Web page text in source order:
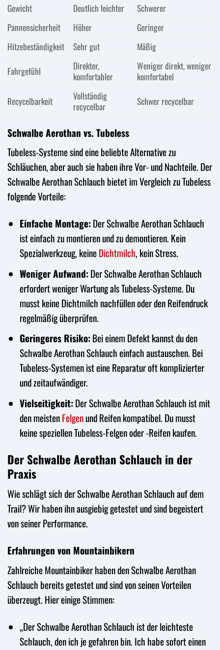
Gewicht
Deutlich leichter
Schwerer
Pannensicherheit
Höher
Geringer
Hitzebeständigkeit
Sehr gut
Mäßig
Fahrgefühl
Direkter,
komfortabler
Weniger direkt, weniger
komfortabel
Recycelbarkeit
Vollständig
recycelbar
Schwer recycelbar
Schwalbe Aerothan vs. Tubeless
Tubeless-Systeme sind eine beliebte Alternative zu
Schläuchen, aber auch sie haben ihre Vor- und Nachteile. Der
Schwalbe Aerothan Schlauch bietet im Vergleich zu Tubeless
folgende Vorteile:
Einfache Montage:Der Schwalbe Aerothan Schlauch
ist einfach zu montieren und zu demontieren. Kein
Spezialwerkzeug, keineDichtmilch, kein Stress.
Weniger Aufwand:Der Schwalbe Aerothan Schlauch
erfordert weniger Wartung als Tubeless-Systeme. Du
musst keine Dichtmilch nachfüllen oder den Reifendruck
regelmäßig überprüfen.
Geringeres Risiko:Bei einem Defekt kannst du den
Schwalbe Aerothan Schlauch einfach austauschen. Bei
Tubeless-Systemen ist eine Reparatur oft komplizierter
und zeitaufwändiger.
Vielseitigkeit:Der Schwalbe Aerothan Schlauch ist mit
den meistenFelgenund Reifen kompatibel. Du musst
keine speziellen Tubeless-Felgen oder -Reifen kaufen.
Der Schwalbe Aerothan Schlauch in der
Praxis
Wie schlägt sich der Schwalbe Aerothan Schlauch auf dem
Trail? Wir haben ihn ausgiebig getestet und sind begeistert
von seiner Performance.
Erfahrungen von Mountainbikern
Zahlreiche Mountainbiker haben den Schwalbe Aerothan
Schlauch bereits getestet und sind von seinen Vorteilen
überzeugt. Hier einige Stimmen:
„Der Schwalbe Aerothan Schlauch ist der leichteste
Schlauch, den ich je gefahren bin. Ich habe sofort einen